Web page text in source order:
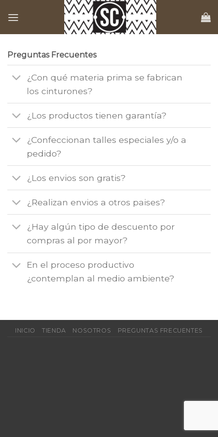
Preguntas Frecuentes
¿Con qué materia prima se fabrican
los cinturones?
¿Los productos tienen garantía?
¿Confeccionan talles especiales y/o a
pedido?
¿Los envios son gratis?
¿Realizan envios a otros paises?
¿Hay algún tipo de descuento por
compras al por mayor?
En el proceso productivo
¿contemplan al medio ambiente?
INICIO TIENDA NOSOTROS PREGUNTAS FRECUENTES